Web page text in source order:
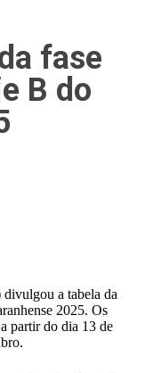
fase
B do
a tabela da
2025. Os
partir do dia 13 de